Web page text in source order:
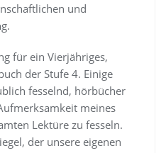
und
für ein Vierjähriges,
der Stufe 4. Einige
fesselnd, hörbücher
meines
Lektüre zu fesseln.
der unsere eigenen